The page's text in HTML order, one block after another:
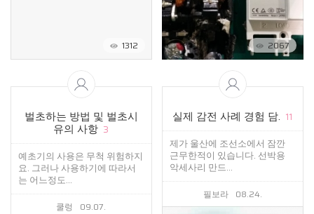
1312 2067
벌초하는 방법 및 벌초시
유의 사항 3
예초기의 사용은 무척 위험하지
요. 그러나 사용하기에 따라서
는 어느정도...
쿨렁 09.07.
실제 감전 사례 경험 담. 11
제가 울산에 조선소에서 잠깐
근무한적이 있습니다. 선박용
악세사리 만드...
필보라 08.24.